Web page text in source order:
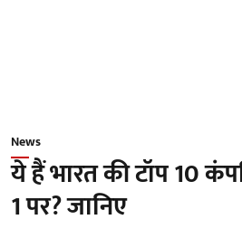
News
ये हैं भारत की टॉप 10
1 पर? जानिए